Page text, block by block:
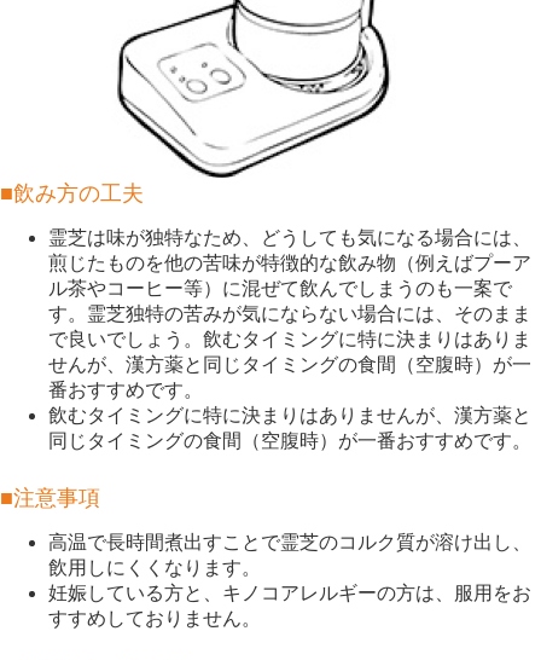
■飲み方の工夫
霊芝は味が独特なため、どうしても気になる場合には、
煎じたものを他の苦味が特徴的な飲み物（例えばプーア
ル茶やコーヒー等）に混ぜて飲んでしまうのも一案で
す。霊芝独特の苦みが気にならない場合には、そのまま
で良いでしょう。飲むタイミングに特に決まりはありま
せんが、漢方薬と同じタイミングの食間（空腹時）が一
番おすすめです。
飲むタイミングに特に決まりはありませんが、漢方薬と
同じタイミングの食間（空腹時）が一番おすすめです。
■注意事項
高温で長時間煮出すことで霊芝のコルク質が溶け出し、
飲用しにくくなります。
妊娠している方と、キノコアレルギーの方は、服用をお
すすめしておりません。